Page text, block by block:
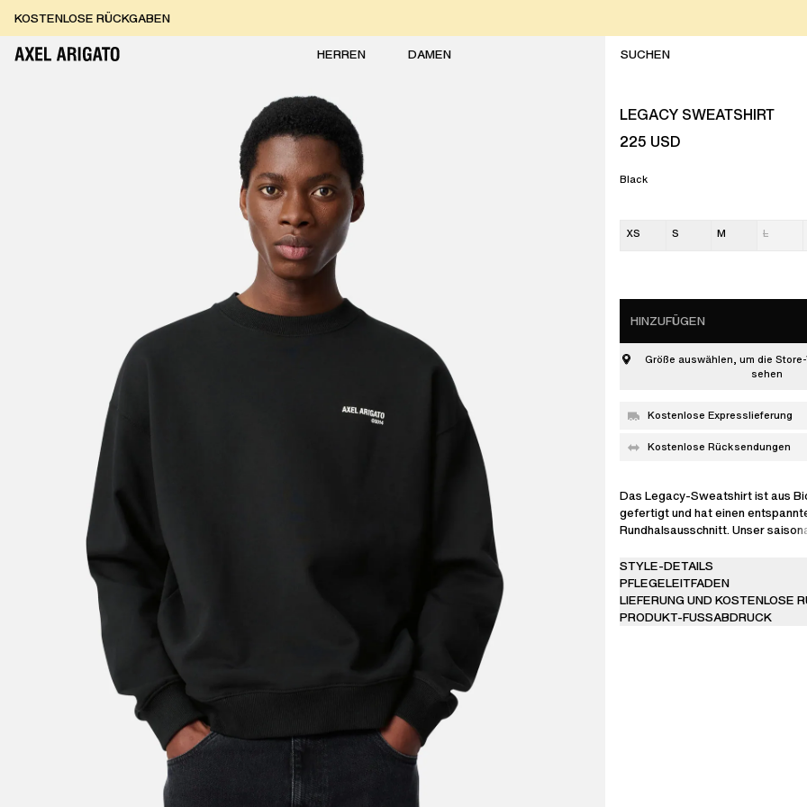
Zum Inhalt springen
KOSTENLOSE EXPRESSLIEFERUNG
KOSTENLOSE EXPRESSLIEFERUNG
HERREN
DAMEN
LEGACY SWEATSHIRT
225 USD
Black
XS S M L
HINZUFÜGEN
Größe auswählen, um die
sehen
Kostenlose Expresslieferung
Kostenlose Rücksendungen
Das Legacy-Sweatshirt ist aus
gefertigt und hat einen
Rundhalsausschnitt. Unser
Das Model ist 188 cm / 6'3 ft groß
Größe M.
STYLE-DETAILS
PFLEGELEITFADEN
LIEFERUNG UND KOSTENLOSE
PRODUKT-FUSSABDRUCK